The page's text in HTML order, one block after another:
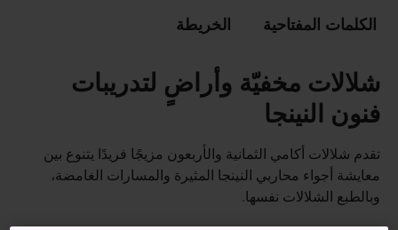
الكلمات المفتاحية الخريطة
شلالات مخفيّة وأراضٍ لتدريبات
فنون النينجا
تقدم شلالات أكامي الثمانية والأربعون مزيجًا فريدًا يتنوع بين
معايشة أجواء محاربي النينجا المثيرة والمسارات الغامضة،
وبالطبع الشلالات نفسها.